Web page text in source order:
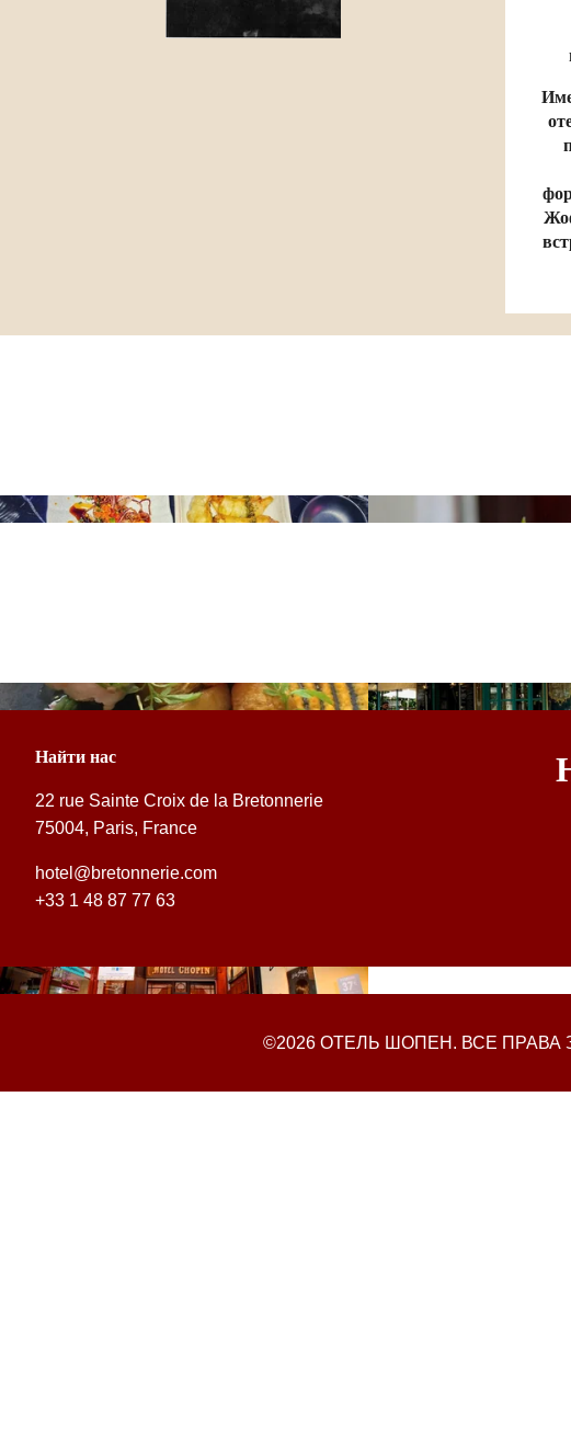
Найти нас
22 rue Sainte Croix de la Bretonnerie
75004, Paris, France
hotel@bretonnerie.com
+33 1 48 87 77 63
©2026 ОТЕЛЬ ШОПЕН. ВСЕ